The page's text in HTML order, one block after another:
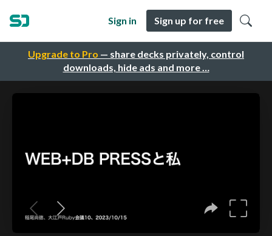
Upgrade to Pro — share decks privately, control
downloads, hide ads and more …
Sign in Sign up for free